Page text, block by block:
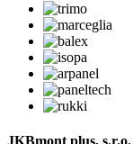
JKBmont plus, s.r.o.